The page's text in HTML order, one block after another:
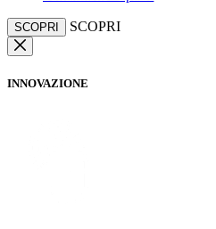
SCOPRI SCOPRI
INNOVAZIONE